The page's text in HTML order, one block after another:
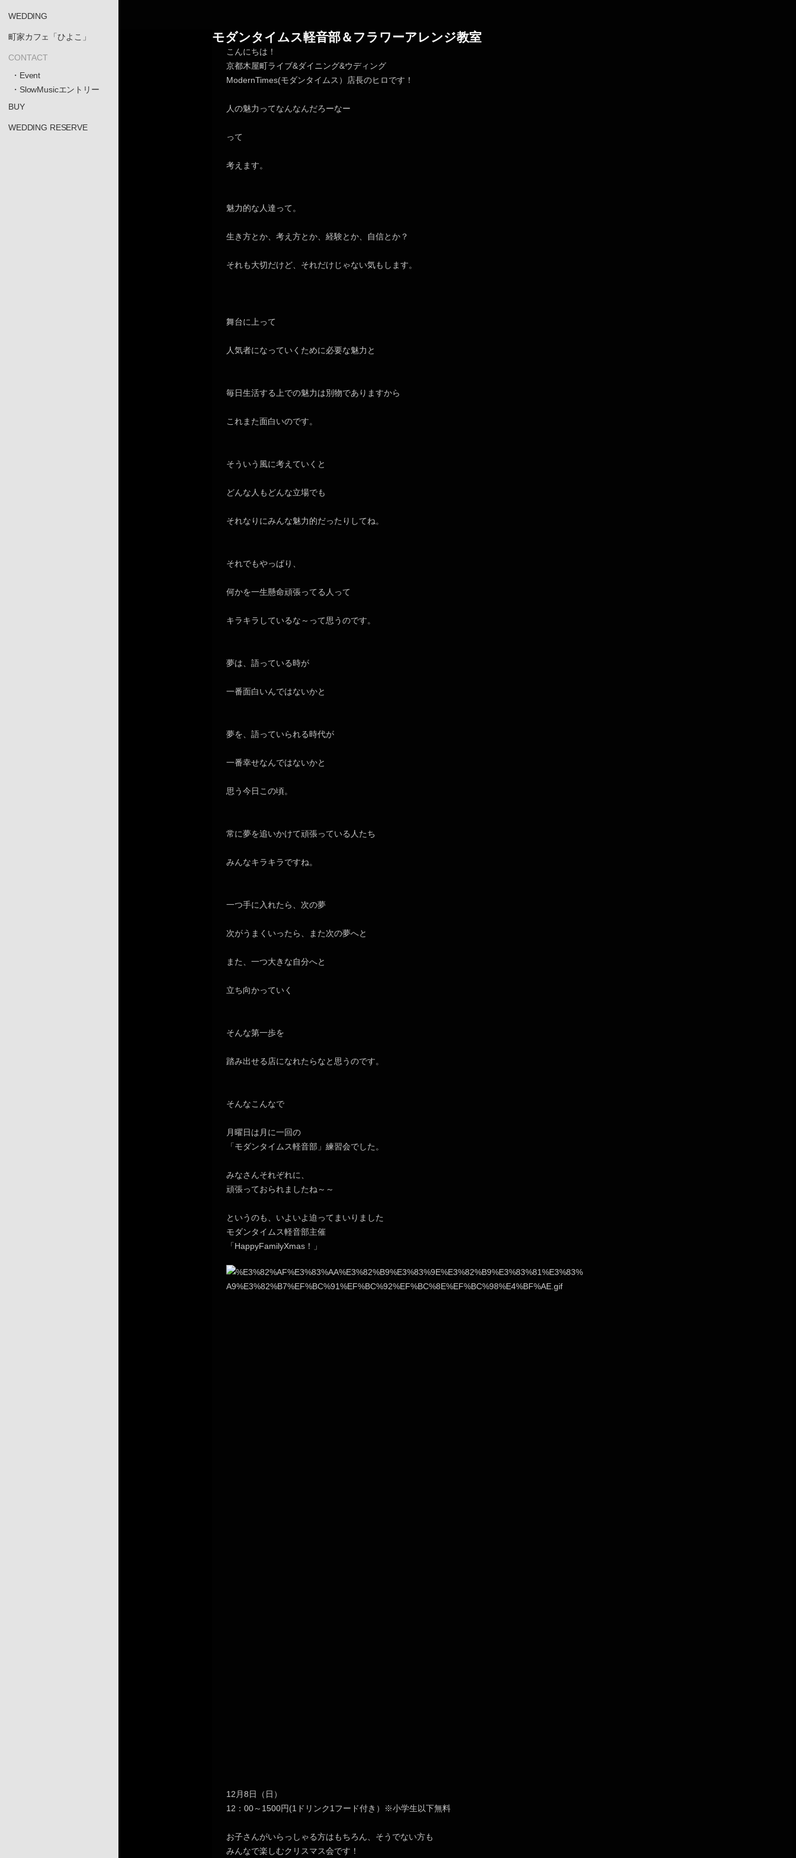
WEDDING
町家カフェ「ひよこ」
CONTACT
・Event
・SlowMusicエントリー
BUY
WEDDING RESERVE
モダンタイムス軽音部＆フラワーアレンジ教室
こんにちは！
京都木屋町ライブ&ダイニング&ウディング
ModernTimes(モダンタイムス）店長のヒロです！
人の魅力ってなんなんだろーなー
って
考えます。
魅力的な人達って。
生き方とか、考え方とか、経験とか、自信とか？
それも大切だけど、それだけじゃない気もします。
舞台に上って
人気者になっていくために必要な魅力と
毎日生活する上での魅力は別物でありますから
これまた面白いのです。
そういう風に考えていくと
どんな人もどんな立場でも
それなりにみんな魅力的だったりしてね。
それでもやっぱり、
何かを一生懸命頑張ってる人って
キラキラしているな～って思うのです。
夢は、語っている時が
一番面白いんではないかと
夢を、語っていられる時代が
一番幸せなんではないかと
思う今日この頃。
常に夢を追いかけて頑張っている人たち
みんなキラキラですね。
一つ手に入れたら、次の夢
次がうまくいったら、また次の夢へと
また、一つ大きな自分へと
立ち向かっていく
そんな第一歩を
踏み出せる店になれたらなと思うのです。
そんなこんなで
月曜日は月に一回の
「モダンタイムス軽音部」練習会でした。
みなさんそれぞれに、
頑張っておられましたね～～
というのも、いよいよ迫ってまいりました
モダンタイムス軽音部主催
「HappyFamilyXmas！」
12月8日（日）
12：00～1500円(1ドリンク1フード付き）※小学生以下無料
お子さんがいらっしゃる方はもちろん、そうでない方も
みんなで楽しむクリスマス会です！